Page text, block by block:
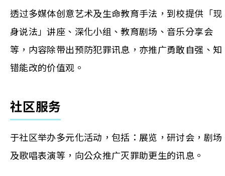
透过多媒体创意艺术及生命教育手法，到校提供「现
身说法」讲座、深化小组、教育剧场、音乐分享会
等，内容除带出预防犯罪讯息，亦推广勇敢自强、知
错能改的价值观。
社区服务
于社区举办多元化活动，包括：展览，研讨会，剧场
及歌唱表演等，向公众推广灭罪助更生的讯息。